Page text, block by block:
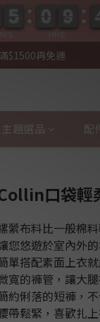
$1500再免運
主題選品 配
口袋輕
縈布料比一般棉
您悠遊於室內外
單搭配素面上衣
寬的褲管，讓大
約俐落的短褲，
帶鬆緊，喜歡扎
5
5
5
5 0
0
0
0 9
9
9
9